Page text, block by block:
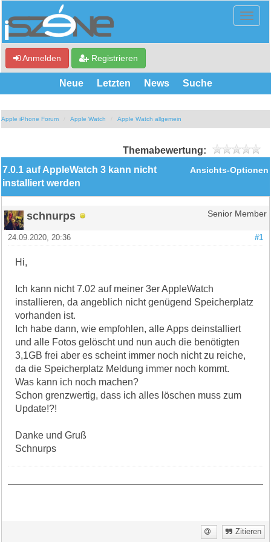
Anmelden Registrieren
Neue Letzten News Suche
Apple iPhone Forum Apple Watch Apple Watch allgemein
Themabewertung:
Ansichts-Optionen
7.0.1 auf AppleWatch 3 kann nicht
installiert werden
schnurps Senior Member
#1
24.09.2020, 20:36
Hi,
Ich kann nicht 7.02 auf meiner 3er AppleWatch
installieren, da angeblich nicht genügend Speicherplatz
vorhanden ist.
Ich habe dann, wie empfohlen, alle Apps deinstalliert
und alle Fotos gelöscht und nun auch die benötigten
3,1GB frei aber es scheint immer noch nicht zu reiche,
da die Speicherplatz Meldung immer noch kommt.
Was kann ich noch machen?
Schon grenzwertig, dass ich alles löschen muss zum
Update!?!
Danke und Gruß
Schnurps
Zitieren